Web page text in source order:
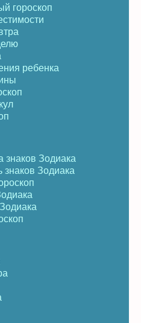
гороскоп
ребенка
знаков Зодиака
знаков Зодиака